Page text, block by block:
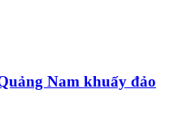
Nam khuấy đảo